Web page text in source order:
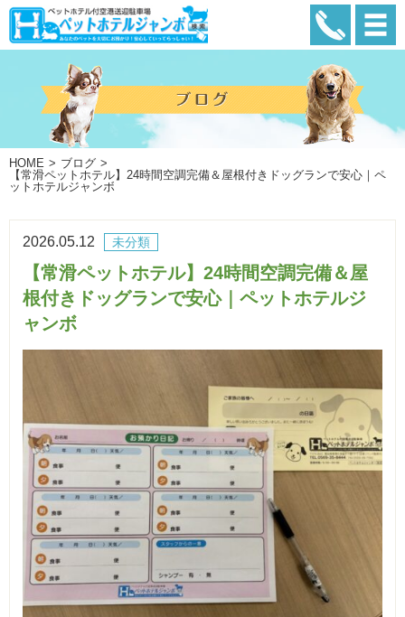
HOME
ブログ
【常滑ペットホテル】24時間空調完備＆屋根付きドッグランで安心｜ペ
ットホテルジャンボ
未分類
2026.05.12
【常滑ペットホテル】24時間空調完備＆屋
根付きドッグランで安心｜ペットホテルジ
ャンボ